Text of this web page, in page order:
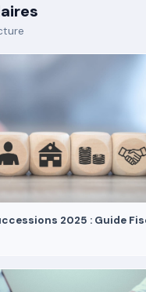
2025 : Guide